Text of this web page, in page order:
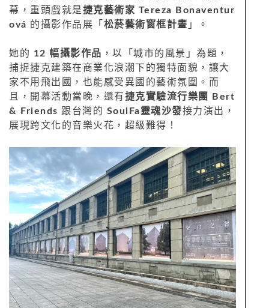
幕，重頭戲就是捷克藝術家 Tereza Bonaventur
ová 的攝影作品展「 松菸藝術窗框計畫 」。
她的 12 幅攝影作品 ，以「城市的風景」為題，
捕捉捷克建築在商業化浪潮下的獨特面貌，讓大
家不用飛出國，也能感受異國的藝術氛圍。而
且，開幕活動當晚，還有捷克實驗流行樂團 Bert
& Friends 跟台灣的 SoulFa靈魂沙發接力演出，
展現跨文化的音樂火花，超級難得！